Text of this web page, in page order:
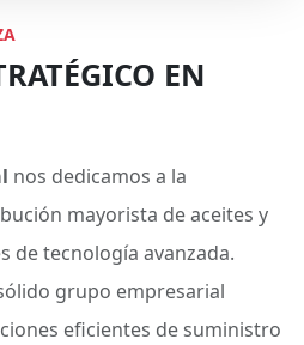
EN
nos dedicamos a la
mayorista de aceites y
de tecnología avanzada.
grupo empresarial
eficientes de suministro